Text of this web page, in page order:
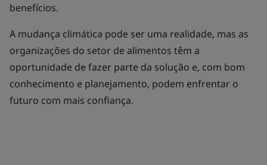
benefícios.
A mudança climática pode ser uma realidade, mas as
organizações do setor de alimentos têm a
oportunidade de fazer parte da solução e, com bom
conhecimento e planejamento, podem enfrentar o
futuro com mais confiança.